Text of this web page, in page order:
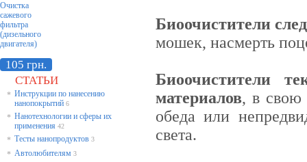
Очистка
сажевого
фильтра
(дизельного
двигателя)
105 грн.
СТАТЬИ
* Инструкции по нанесению
нанопокрытий 6
* Нанотехнологии и сферы их
применения 42
* Тесты нанопродуктов 3
* Автолюбителям 3
Биоочистители
мошек, насмерть
Биоочистители
материалов, в свою
обеда или
света.